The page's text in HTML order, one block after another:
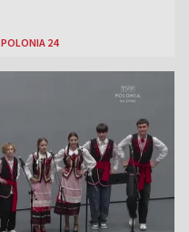
POLONIA 24